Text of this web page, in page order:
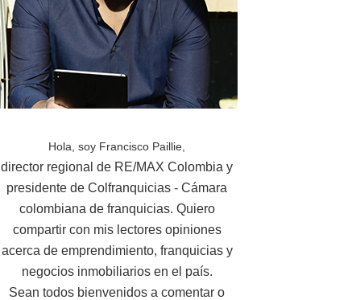
Hola, soy Francisco Paillie,
director regional de RE/MAX Colombia y
presidente de Colfranquicias - Cámara
colombiana de franquicias. Quiero
compartir con mis lectores opiniones
acerca de emprendimiento, franquicias y
negocios inmobiliarios en el país.
Sean todos bienvenidos a comentar o